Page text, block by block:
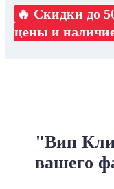
🔥 Скидки до
цены и
"Вип
вашего